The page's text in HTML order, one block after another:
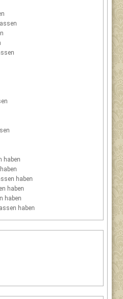
haben
haben
haben
haben
haben